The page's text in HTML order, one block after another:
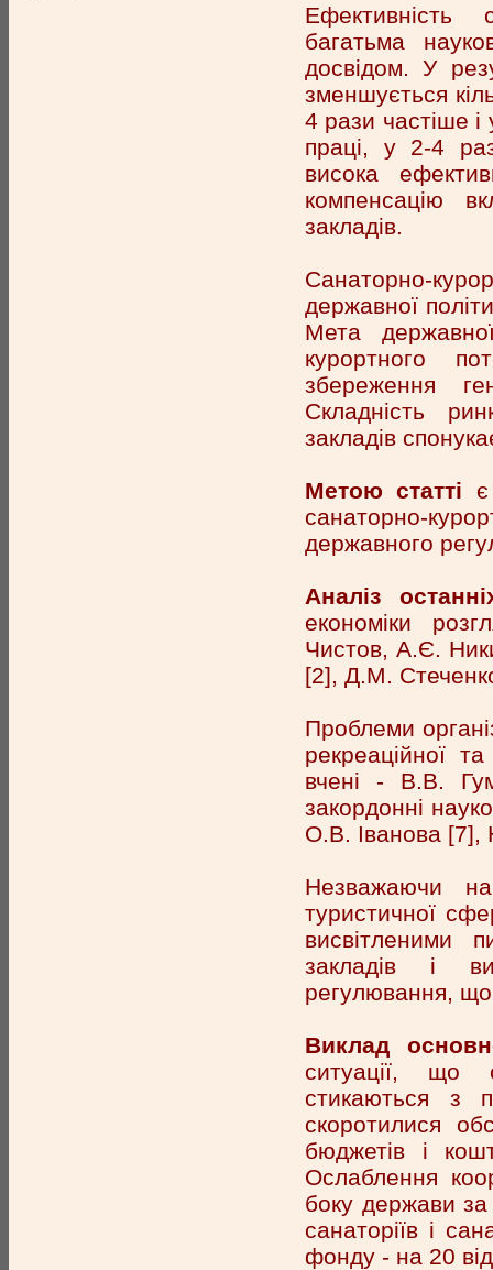
Ефективність
багатьма
досвідом. У
зменшується
4 рази частіше
праці, у 2-4
висока
компенсацію
закладів.
Санаторно-
державної
Мета
курортного
збереження
Складність
закладів
Метою статті є
санаторно-
державного
Аналіз
економіки
Чистов, А.Є.
[2], Д.М.
Проблеми
рекреаційної
вчені - В.В.
закордонні
О.В. Іванова [7],
Незважаючи
туристичної
висвітленими
закладів і
регулювання,
Виклад
ситуації, що
стикаються з
скоротилися
бюджетів і
Ослаблення
боку держави за
санаторіїв і
фонду - на 20